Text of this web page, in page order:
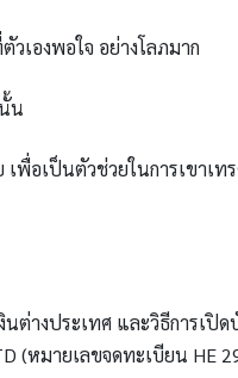
วเองพอใจ อย่างโลภมาก
น
เพื่อเป็นตัวช่วยในการเขา
ต่างประเทศ และวิธีการเปิด
(หมายเลขจดทะเบียน